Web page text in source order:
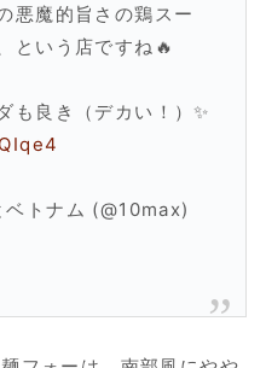
悪魔的旨さの鶏スー
という店ですね🔥
も良き（デカい！）✨
トナム (@10max)